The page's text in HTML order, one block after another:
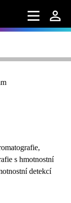
s hmotnostní
detekcí